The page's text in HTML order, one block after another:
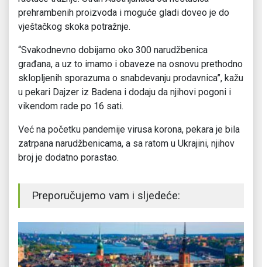
prehrambenih proizvoda i moguće gladi doveo je do
vještačkog skoka potražnje.
“Svakodnevno dobijamo oko 300 narudžbenica
građana, a uz to imamo i obaveze na osnovu prethodno
sklopljenih sporazuma o snabdevanju prodavnica”, kažu
u pekari Dajzer iz Badena i dodaju da njihovi pogoni i
vikendom rade po 16 sati.
Već na početku pandemije virusa korona, pekara je bila
zatrpana narudžbenicama, a sa ratom u Ukrajini, njihov
broj je dodatno porastao.
Preporučujemo vam i sljedeće: